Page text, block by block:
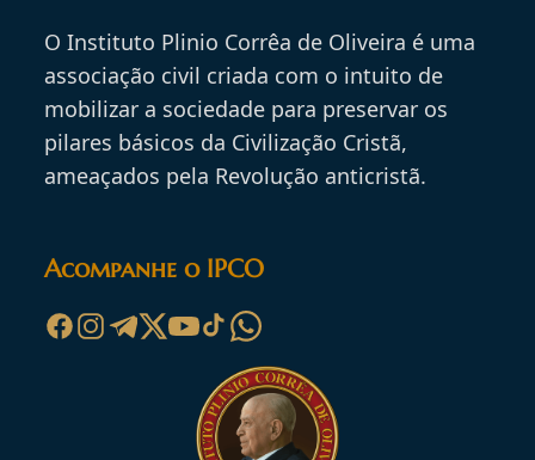
O Instituto Plinio Corrêa de Oliveira é uma
associação civil criada com o intuito de
mobilizar a sociedade para preservar os
pilares básicos da Civilização Cristã,
ameaçados pela Revolução anticristã.
Acompanhe o IPCO